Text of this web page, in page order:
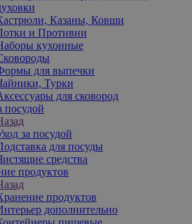
Казаны, Ковши
и Противни
кухонные
для выпечки
Турки
для сковород
посудой
за посудой
для посуды
средства
продуктов
продуктов
дополнительно